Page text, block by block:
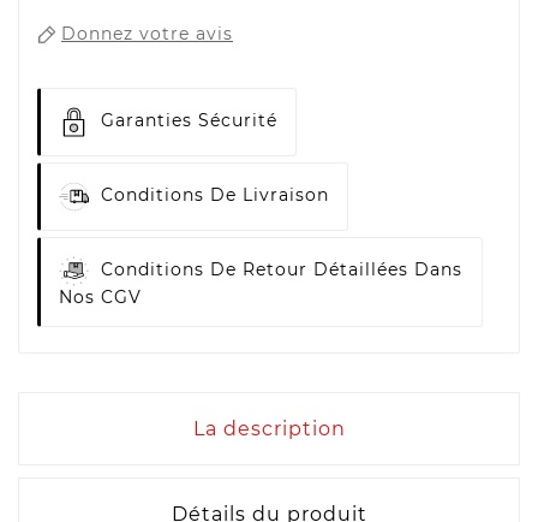
Donnez votre avis
Garanties Sécurité
Conditions De Livraison
Conditions De Retour Détaillées Dans
Nos CGV
La description
Détails du produit